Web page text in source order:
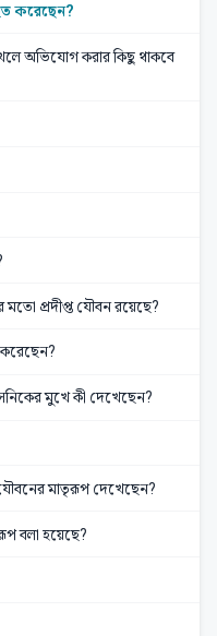
করেছেন?
অভিযোগ করার কিছু থাকবে
মতো প্রদীপ্ত যৌবন রয়েছে?
করেছেন?
মুখে কী দেখেছেন?
মাতৃরূপ দেখেছেন?
বলা হয়েছে?